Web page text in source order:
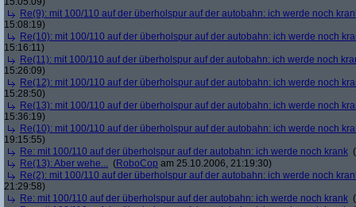
Re(9): mit 100/110 auf der überholspur auf der autobahn: ich werde noch
15:08:19)
Re(10): mit 100/110 auf der überholspur auf der autobahn: ich werde noch
15:16:11)
Re(11): mit 100/110 auf der überholspur auf der autobahn: ich werde noch
15:26:09)
Re(12): mit 100/110 auf der überholspur auf der autobahn: ich werde noch
15:28:50)
Re(13): mit 100/110 auf der überholspur auf der autobahn: ich werde noch
15:36:19)
Re(10): mit 100/110 auf der überholspur auf der autobahn: ich werde noch
19:15:55)
Re: mit 100/110 auf der überholspur auf der autobahn: ich werde noch krank (
Re(13): Aber wehe... (RoboCop am 25.10.2006, 21:19:30)
Re(2): mit 100/110 auf der überholspur auf der autobahn: ich werde noch
21:29:58)
Re: mit 100/110 auf der überholspur auf der autobahn: ich werde noch krank (